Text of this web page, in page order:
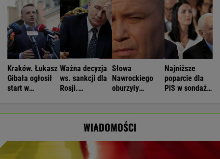
Kraków. Łukasz
Gibała ogłosił
start w
Ważna decyzja
ws. sankcji dla
Rosji.
Słowa
Nawrockiego
oburzyły
Najniższe
poparcie dla
PiS w sondażu
WIADOMOŚCI